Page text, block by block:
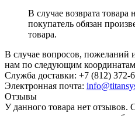
В случае возврата товара
покупатель обязан
товара.
В случае вопросов, пожеланий
нам по следующим
Служба доставки: +7 (812) 372-
Электронная почта:
Отзывы
У данного товара нет отзывов.